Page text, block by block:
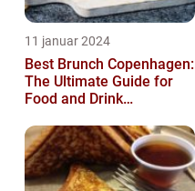
11 januar 2024
Best Brunch Copenhagen:
The Ultimate Guide for
Food and Drink